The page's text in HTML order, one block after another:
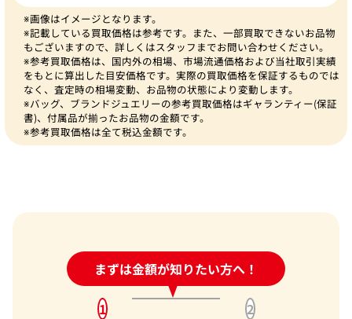
※画像はイメージとなります。
※記載している買取価格は参考です。また、一部買取できないお品物
もございますので、詳しくはスタッフまでお問い合わせください。
※参考買取価格は、国内外の相場、市場流通価格および当社取引実績
をもとに算出した目安価格です。実際の買取価格を保証するものでは
なく、査定時の相場変動、お品物の状態により変動します。
※バッグ、ブランドジュエリーの参考買取価格はギャランティー(保証
書)、付属品が揃ったお品物の金額です。
※参考買取価格は全て税込金額です。
まずは金額が知りたい方へ！
24時間受付中!問い合わせフォーム
1
2